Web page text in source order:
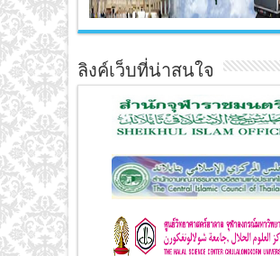
ลิงค์เว็บที่น่าสนใจ